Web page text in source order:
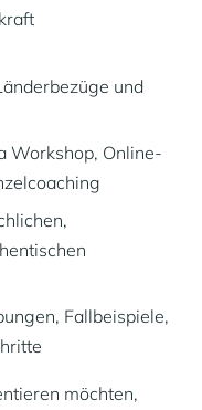
und
Workshop, Online-
Fallbeispiele,
möchten,